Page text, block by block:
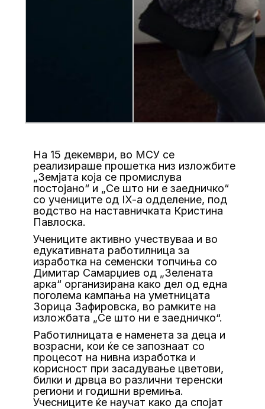
На 15 декември, во МСУ се
реализираше прошетка низ изложбите
„Земјата која се промислува
постојано“ и „Се што ни е заедничко“
со учениците од IX-a одделение, под
водство на наставничката Кристина
Павлоска.
Учениците активно учествуваа и во
едукативната работилница за
изработка на семенски топчиња со
Димитар Самарџиев од „Зелената
арка“ организирана како дел од една
поголема кампања на уметницата
Зорица Зафировска, во рамките на
изложбата „Се што ни е заедничко“.
Работилницата е наменета за деца и
возрасни, кои ќе се запознаат со
процесот на нивна изработка и
корисност при засадување цветови,
билки и дрвца во различни теренски
региони и годишни времиња.
Учесниците ќе научат како да спојат